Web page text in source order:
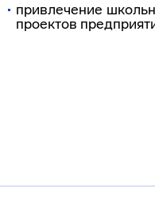
привлечение
проектов